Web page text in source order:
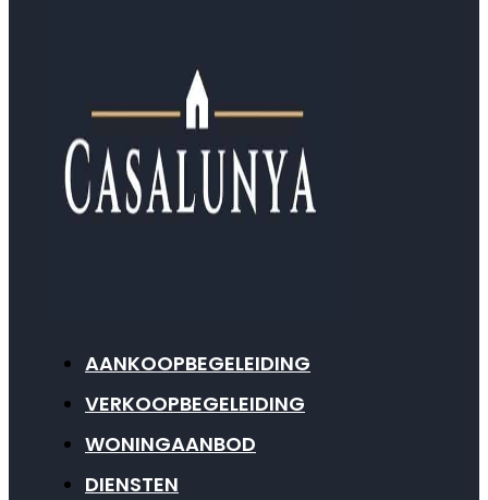
AANKOOPBEGELEIDING
VERKOOPBEGELEIDING
WONINGAANBOD
DIENSTEN